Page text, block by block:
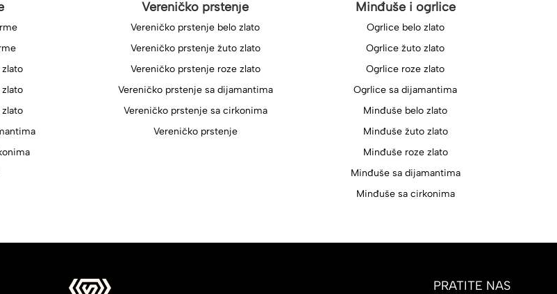
Vereničko prstenje
Vereničko prstenje belo zlato
Vereničko prstenje žuto zlato
Vereničko prstenje roze zlato
Vereničko prstenje sa dijamantima
Vereničko prstenje sa cirkonima
Vereničko prstenje
Minđuše i ogrlice
Ogrlice belo zlato
Ogrlice žuto zlato
Ogrlice roze zlato
Ogrlice sa dijamantima
Minđuše belo zlato
Minđuše žuto zlato
Minđuše roze zlato
Minđuše sa dijamantima
Minđuše sa cirkonima
PRATITE NAS